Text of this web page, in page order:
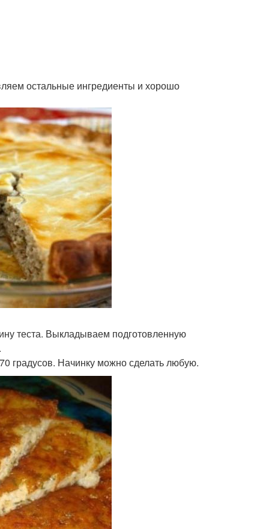
остальные ингредиенты и хорошо
теста. Выкладываем подготовленную
градусов. Начинку можно сделать любую.